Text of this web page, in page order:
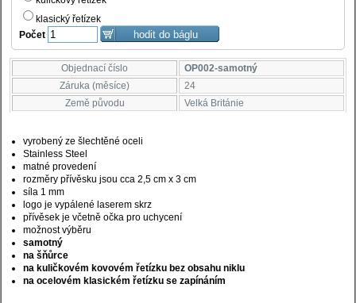
klasický řetízek
Počet
Objednací číslo
OP002-samotný
Záruka (měsíce)
24
Země původu
Velká Británie
vyrobený ze šlechtěné oceli
Stainless Steel
matné provedení
rozměry přívěsku jsou cca 2,5 cm x 3 cm
síla 1 mm
logo je vypálené laserem skrz
přívěsek je včetně očka pro uchycení
možnost výběru
samotný
na šňůrce
na kuličkovém kovovém řetízku bez obsahu niklu
na ocelovém klasickém řetízku se zapínáním